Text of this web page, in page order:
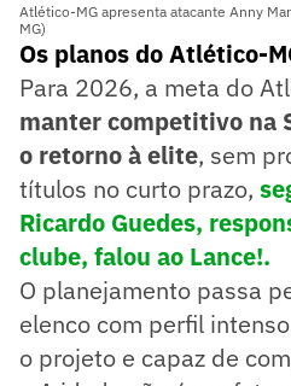
Atlético-MG apresenta atacante Anny
MG)
Os planos do Atlético-
Para 2026, a meta do
manter competitivo na
o retorno à elite, sem
títulos no curto prazo,
Ricardo Guedes,
clube, falou ao Lance!.
O planejamento passa
elenco com perfil
o projeto e capaz de